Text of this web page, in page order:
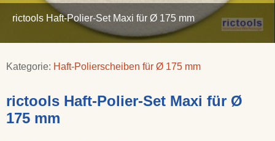
rictools Haft-Polier-Set Maxi für Ø 175 mm
Kategorie: Haft-Polierscheiben für Ø 175 mm
rictools Haft-Polier-Set Maxi für Ø
175 mm